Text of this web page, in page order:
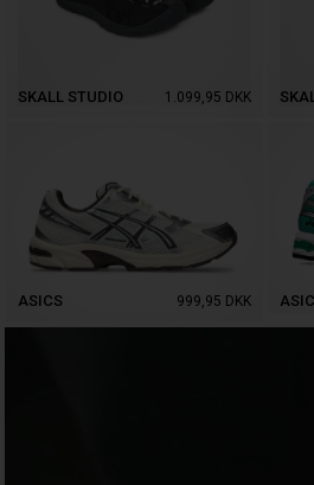
SKALL STUDIO 1.099,95 DKK
ASICS 999,95 DKK